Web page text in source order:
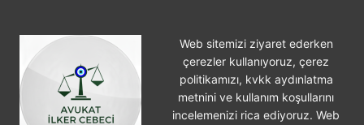
Web sitemizi ziyaret ederken
çerezler kullanıyoruz, çerez
politikamızı, kvkk aydınlatma
metnini ve kullanım koşullarını
incelemenizi rica ediyoruz. Web